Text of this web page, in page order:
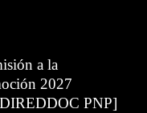
a la
2027
PNP]